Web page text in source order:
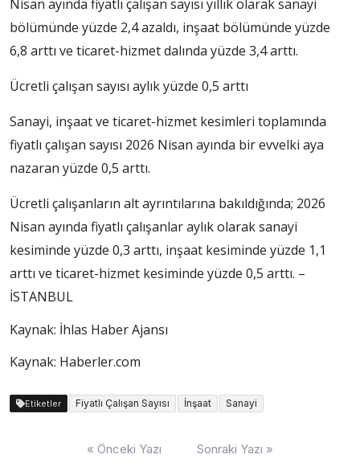
Nisan ayında fiyatlı çalışan sayısı yıllık olarak sanayi
bölümünde yüzde 2,4 azaldı, inşaat bölümünde yüzde
6,8 arttı ve ticaret-hizmet dalında yüzde 3,4 arttı.
Ücretli çalışan sayısı aylık yüzde 0,5 arttı
Sanayi, inşaat ve ticaret-hizmet kesimleri toplamında
fiyatlı çalışan sayısı 2026 Nisan ayında bir evvelki aya
nazaran yüzde 0,5 arttı.
Ücretli çalışanların alt ayrıntılarına bakıldığında; 2026
Nisan ayında fiyatlı çalışanlar aylık olarak sanayi
kesiminde yüzde 0,3 arttı, inşaat kesiminde yüzde 1,1
arttı ve ticaret-hizmet kesiminde yüzde 0,5 arttı. –
İSTANBUL
Kaynak: İhlas Haber Ajansı
Kaynak: Haberler.com
Etiketler Fiyatlı Çalışan Sayısı İnşaat Sanayi
« Önceki Yazı Sonraki Yazı »